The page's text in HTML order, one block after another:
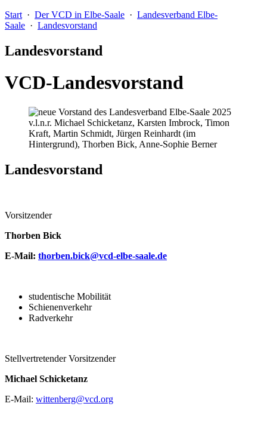
Start · Der VCD in Elbe-Saale · Landesverband Elbe-
Saale · Landesvorstand
Landesvorstand
VCD-Landesvorstand
v.l.n.r. Michael Schicketanz, Karsten Imbrock, Timon
Kraft, Martin Schmidt, Jürgen Reinhardt (im
Hintergrund), Thorben Bick, Anne-Sophie Berner
Landesvorstand
Vorsitzender
Thorben Bick
E-Mail: thorben.bick@vcd-elbe-saale.de
studentische Mobilität
Schienenverkehr
Radverkehr
Stellvertretender Vorsitzender
Michael Schicketanz
E-Mail: wittenberg@vcd.org